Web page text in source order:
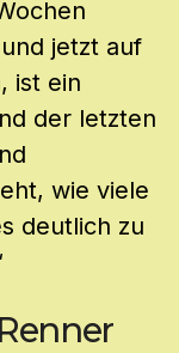
jetzt auf
ist ein
der letzten
wie viele
deutlich zu